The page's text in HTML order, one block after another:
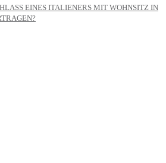
EINES ITALIENERS MIT WOHNSITZ IN